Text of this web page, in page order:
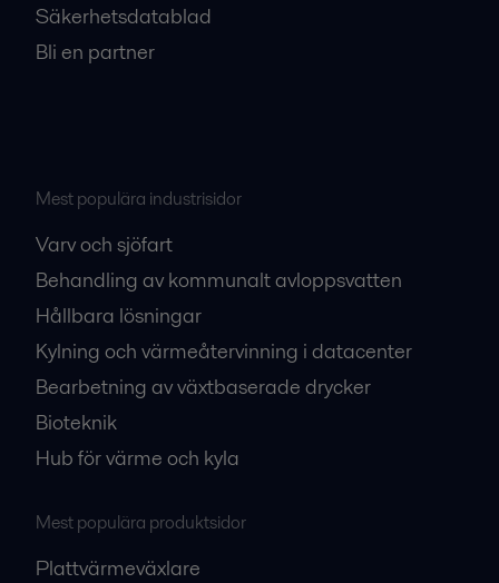
Säkerhetsdatablad
Bli en partner
Mest populära industrisidor
Varv och sjöfart
Behandling av kommunalt avloppsvatten
Hållbara lösningar
Kylning och värmeåtervinning i datacenter
Bearbetning av växtbaserade drycker
Bioteknik
Hub för värme och kyla
Mest populära produktsidor
Plattvärmeväxlare